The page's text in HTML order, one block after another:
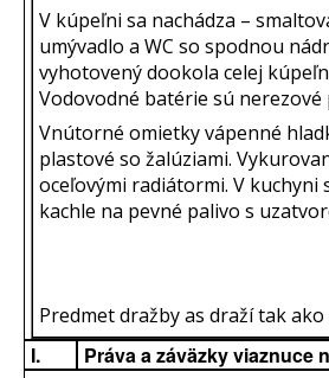
V kúpeľni sa nachádza –
umývadlo a WC so spodnou
vyhotovený dookola celej
Vodovodné batérie sú nerezové
Vnútorné omietky vápenné
plastové so žalúziami.
oceľovými radiátormi. V kuchyni
kachle na pevné palivo s
Predmet dražby as draží tak ako
I.
Práva a záväzky viaznuce